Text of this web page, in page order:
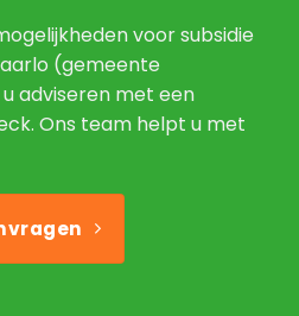
voor subsidie
(gemeente
adviseren met een
Ons team helpt u met